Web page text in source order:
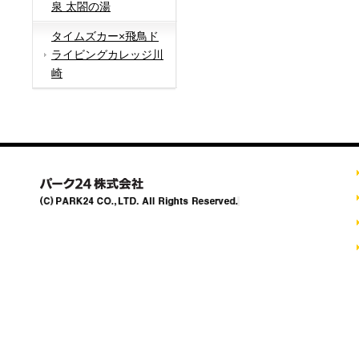
泉 太閤の湯
タイムズカー×飛鳥ド
ライビングカレッジ川
崎